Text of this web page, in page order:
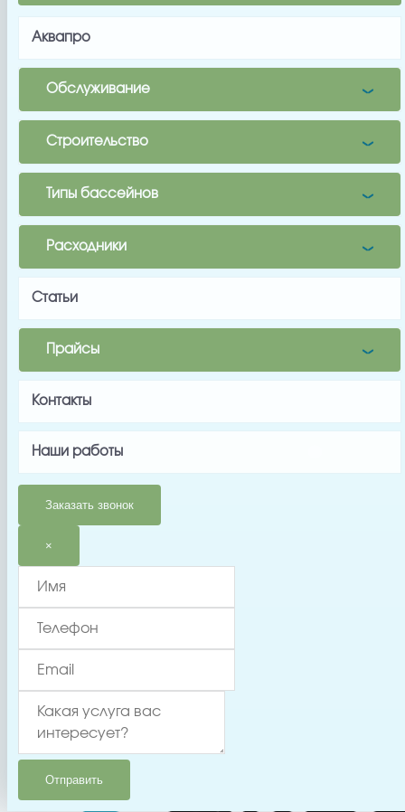
Аквапро
Обслуживание
Строительство
Типы бассейнов
Расходники
Статьи
Прайсы
Контакты
Наши работы
Заказать звонок
×
Отправить
Телефон
Заявка
Заводской артикул
E130015
Aquaviva
Вес, кг
Гарантия
5000 часов
Тип запчасти
Ячейка